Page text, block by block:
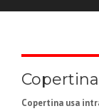
Copertina usa